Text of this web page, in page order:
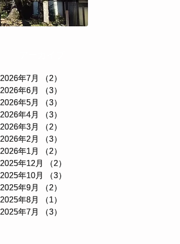
2026年7月 （2）
2026年6月
（3）
2026年5月
（3）
2026年4月
（3）
2026年3月
（2）
2026年2月
（3）
2026年1月
（2）
2025年12月
（2）
2025年10月
（3）
2025年9月
（2）
2025年8月
（1）
2025年7月
（3）
2026年7月 （2）
2026年6月
（3）
2026年5月
（3）
2026年4月
（3）
2026年3月
（2）
2026年2月
（3）
2026年1月
（2）
2025年12月
（2）
2025年10月
（3）
2025年9月
（2）
2025年8月
（1）
2025年7月
（3）